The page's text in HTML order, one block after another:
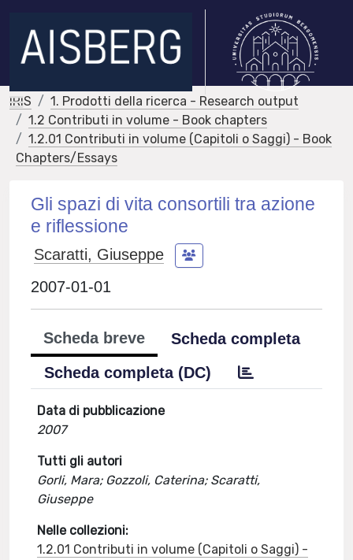
IRIS
1. Prodotti della ricerca - Research output
1.2 Contributi in volume - Book chapters
1.2.01 Contributi in volume (Capitoli o Saggi) - Book
Chapters/Essays
Gli spazi di vita consortili tra azione
e riflessione
Scaratti, Giuseppe
2007-01-01
Scheda breve
Scheda completa
Scheda completa (DC)
Data di pubblicazione
2007
Tutti gli autori
Gorli, Mara; Gozzoli, Caterina; Scaratti,
Giuseppe
Nelle collezioni:
1.2.01 Contributi in volume (Capitoli o Saggi) -